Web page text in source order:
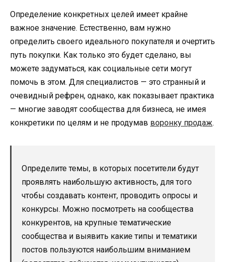
Определение конкретных целей имеет крайне
важное значение. Естественно, вам нужно
определить своего идеального покупателя и очертить
путь покупки. Как только это будет сделано, вы
можете задуматься, как социальные сети могут
помочь в этом. Для специалистов — это странный и
очевидный рефрен, однако, как показывает практика
— многие заводят сообщества для бизнеса, не имея
конкретики по целям и не продумав воронку продаж.
Определите темы, в которых посетители будут
проявлять наибольшую активность, для того
чтобы создавать контент, проводить опросы и
конкурсы. Можно посмотреть на сообщества
конкурентов, на крупные тематические
сообщества и выявить какие типы и тематики
постов пользуются наибольшим вниманием